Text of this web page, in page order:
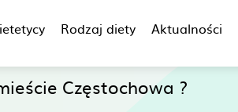
Rodzaj diety Aktualności
Częstochowa ?